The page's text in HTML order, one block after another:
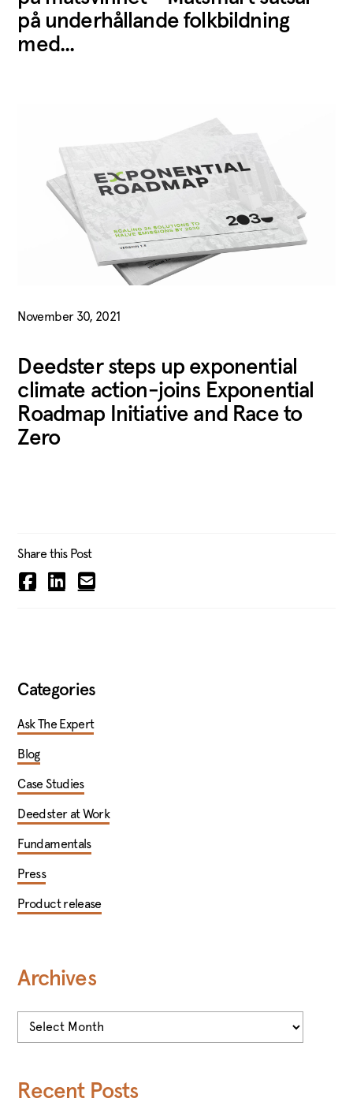
på underhållande folkbildning
med...
Deedster steps up exponential
climate action-joins Exponential
Roadmap Initiative and Race to
Zero
November 30, 2021
Share this Post
Categories
Ask The Expert
Blog
Case Studies
Deedster at Work
Fundamentals
Press
Product release
Archives
Archives
Recent Posts